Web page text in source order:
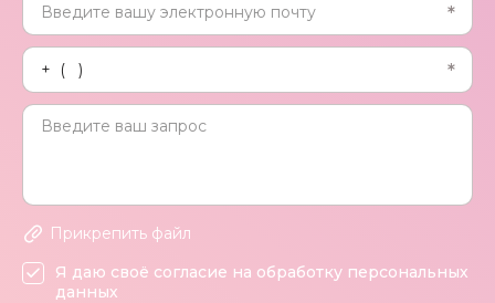
Прикрепить файл
Я даю своё согласие на обработку персональных
данных